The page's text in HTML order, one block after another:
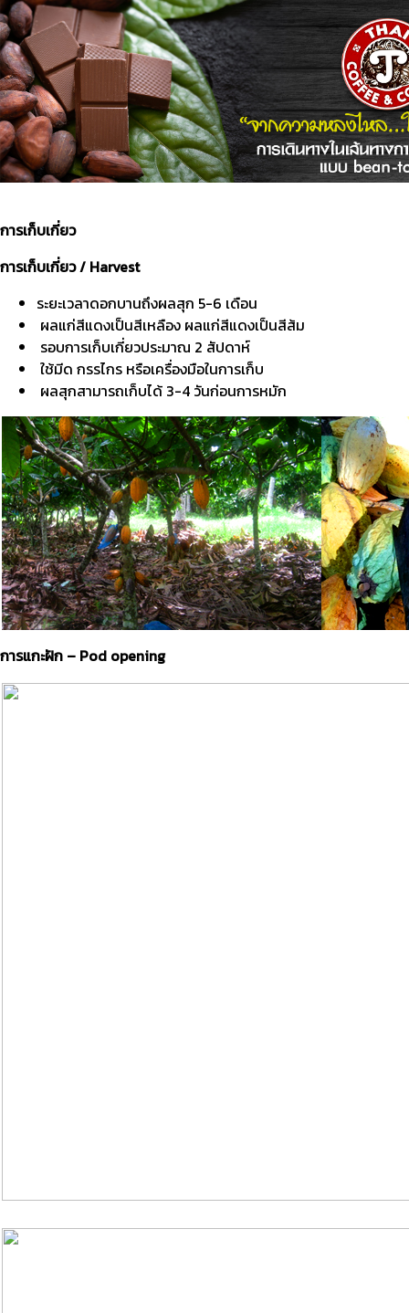
การเก็บเกี่ยว
การเก็บเกี่ยว / Harvest
ระยะเวลาดอกบานถึงผลสุก 5-6 เดือน
ผลแก่สีแดงเป็นสีเหลือง ผลแก่สีแดงเป็นสีส้ม
รอบการเก็บเกี่ยวประมาณ 2 สัปดาห์
ใช้มีด กรรไกร หรือเครื่องมือในการเก็บ
ผลสุกสามารถเก็บได้ 3-4 วันก่อนการหมัก
การแกะฝัก – Pod opening